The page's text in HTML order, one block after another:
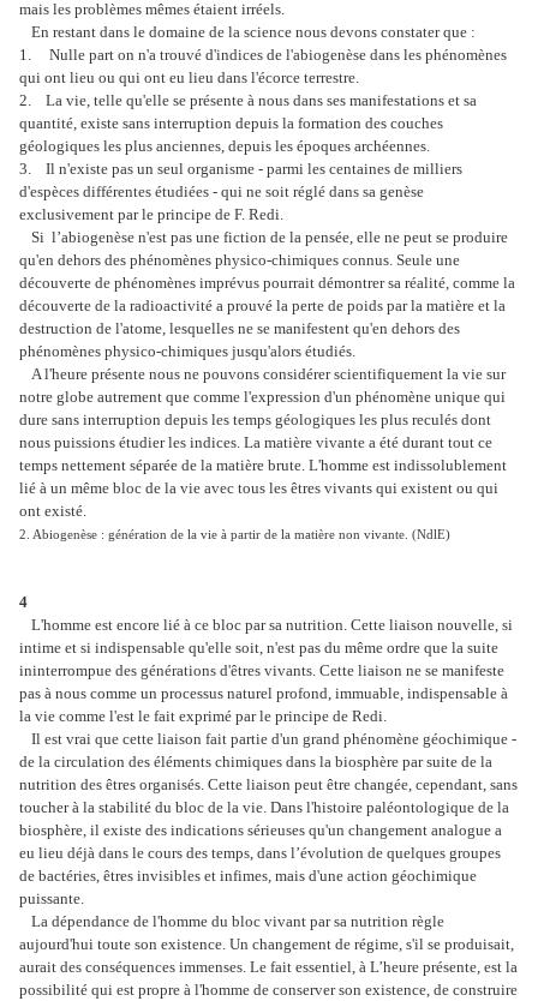
mais les problèmes mêmes étaient irréels.
En restant dans le domaine de la science nous devons constater que :
1. Nulle part on n'a trouvé d'indices de l'abiogenèse dans les phénomènes
qui ont lieu ou qui ont eu lieu dans l'écorce terrestre.
2. La vie, telle qu'elle se présente à nous dans ses manifestations et sa
quantité, existe sans interruption depuis la formation des couches
géologiques les plus anciennes, depuis les époques archéennes.
3. Il n'existe pas un seul organisme - parmi les centaines de milliers
d'espèces différentes étudiées - qui ne soit réglé dans sa genèse
exclusivement par le principe de F. Redi.
Si l’abiogenèse n'est pas une fiction de la pensée, elle ne peut se produire
qu'en dehors des phénomènes physico-chimiques connus. Seule une
découverte de phénomènes imprévus pourrait démontrer sa réalité, comme la
découverte de la radioactivité a prouvé la perte de poids par la matière et la
destruction de l'atome, lesquelles ne se manifestent qu'en dehors des
phénomènes physico-chimiques jusqu'alors étudiés.
A l'heure présente nous ne pouvons considérer scientifiquement la vie sur
notre globe autrement que comme l'expression d'un phénomène unique qui
dure sans interruption depuis les temps géologiques les plus reculés dont
nous puissions étudier les indices. La matière vivante a été durant tout ce
temps nettement séparée de la matière brute. L'homme est indissolublement
lié à un même bloc de la vie avec tous les êtres vivants qui existent ou qui
ont existé.
2. Abiogenèse : génération de la vie à partir de la matière non vivante. (NdlE)
4
L'homme est encore lié à ce bloc par sa nutrition. Cette liaison nouvelle, si
intime et si indispensable qu'elle soit, n'est pas du même ordre que la suite
ininterrompue des générations d'êtres vivants. Cette liaison ne se manifeste
pas à nous comme un processus naturel profond, immuable, indispensable à
la vie comme l'est le fait exprimé par le principe de Redi.
Il est vrai que cette liaison fait partie d'un grand phénomène géochimique -
de la circulation des éléments chimiques dans la biosphère par suite de la
nutrition des êtres organisés. Cette liaison peut être changée, cependant, sans
toucher à la stabilité du bloc de la vie. Dans l'histoire paléontologique de la
biosphère, il existe des indications sérieuses qu'un changement analogue a
eu lieu déjà dans le cours des temps, dans l’évolution de quelques groupes
de bactéries, êtres invisibles et infimes, mais d'une action géochimique
puissante.
La dépendance de l'homme du bloc vivant par sa nutrition règle
aujourd'hui toute son existence. Un changement de régime, s'il se produisait,
aurait des conséquences immenses. Le fait essentiel, à L’heure présente, est la
possibilité qui est propre à l'homme de conserver son existence, de construire